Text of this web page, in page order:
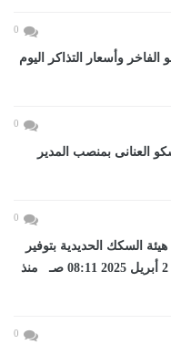
0
الفاخر وأسعار التذاكر اليوم
0
العنانى بمنصب المدير
0
السكك الحديدية بتوفير
أماكن في رحلات...اليوم الأربعاء، 2 أبريل 2025 08:11 صـ منذ
0